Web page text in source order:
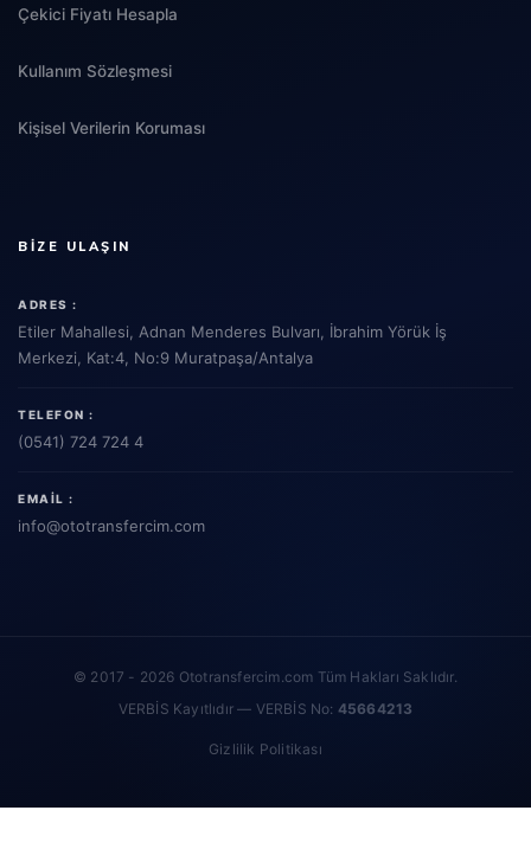
Çekici Fiyatı Hesapla
Kullanım Sözleşmesi
Kişisel Verilerin Koruması
BIZE ULAŞIN
ADRES :
Etiler Mahallesi, Adnan Menderes Bulvarı, İbrahim Yörük İş
Merkezi, Kat:4, No:9 Muratpaşa/Antalya
TELEFON :
(0541) 724 724 4
EMAIL :
info@ototransfercim.com
© 2017 - 2026 Ototransfercim.com Tüm Hakları Saklıdır.
VERBİS Kayıtlıdır — VERBİS No: 45664213
Gizlilik Politikası